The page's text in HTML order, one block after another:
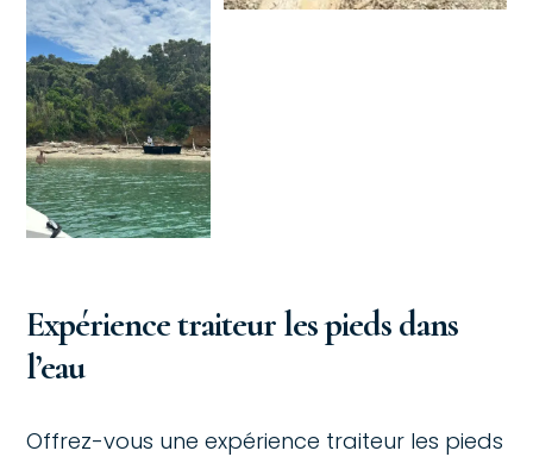
Expérience traiteur les pieds dans
l’eau
Offrez-vous une expérience traiteur les pieds